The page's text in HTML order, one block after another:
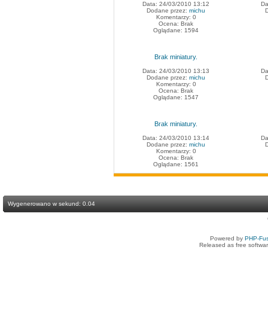
Data: 24/03/2010 13:12
Dodane przez:michu
Komentarzy: 0
Ocena: Brak
Oglądane: 1594
Brak miniatury.
Data: 24/03/2010 13:13
Dodane przez:michu
Komentarzy: 0
Ocena: Brak
Oglądane: 1547
Brak miniatury.
Data: 24/03/2010 13:14
Dodane przez:michu
Komentarzy: 0
Ocena: Brak
Oglądane: 1561
Wygenerowano w sekund: 0.04
Powered by PHP-
Released as free